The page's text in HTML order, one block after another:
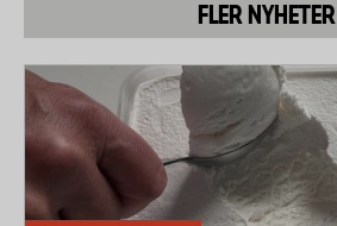
FLER NYHETER